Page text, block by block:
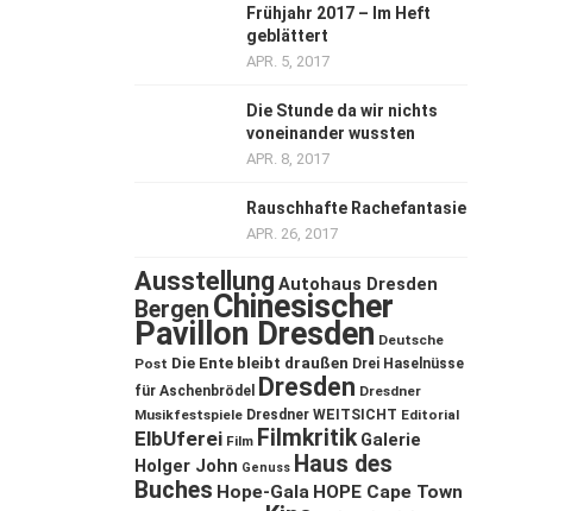
Frühjahr 2017 – Im Heft
geblättert
APR. 5, 2017
Die Stunde da wir nichts
voneinander wussten
APR. 8, 2017
Rauschhafte Rachefantasie
APR. 26, 2017
Ausstellung Autohaus Dresden
Bergen Chinesischer
Pavillon Dresden Deutsche
Post Die Ente bleibt draußen Drei Haselnüsse
für Aschenbrödel
Dresden Dresdner
Musikfestspiele Dresdner WEITSICHT Editorial
ElbUferei Film Filmkritik Galerie
Holger John Genuss Haus des
Buches Hope-Gala HOPE Cape Town